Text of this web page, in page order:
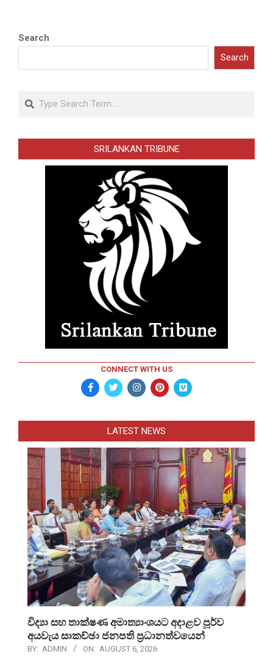
Search
Search
Search
SRILANKAN TRIBUNE
CONNECT WITH US
LATEST NEWS
විද්‍යා සහ තාක්ෂණ අමාත්‍යාංශයට අදාළව පූර්ව
අයවැය සාකච්ඡා ජනපති ප්‍රධානත්වයෙන්
BY: ADMIN ON: AUGUST 6, 2026